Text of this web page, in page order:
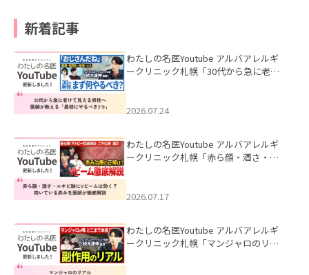
新着記事
わたしの名医Youtube アルバアレルギ
ークリニック札幌「30代から急に老け
た。
2026.07.24
わたしの名医Youtube アルバアレルギ
ークリニック札幌「赤ら顔・酒さ・ニ
した。
2026.07.17
わたしの名医Youtube アルバアレルギ
ークリニック札幌「マンジャロのリア